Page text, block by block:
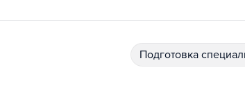
подготовка